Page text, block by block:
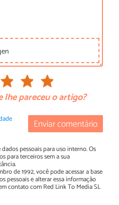
lhe pareceu o artigo?
Enviar comentário
pessoais para uso interno. Os
para terceiros sem a sua
de 1992, você pode acessar a base
pessoais e alterar essa informação
contato com Red Link To Media SL